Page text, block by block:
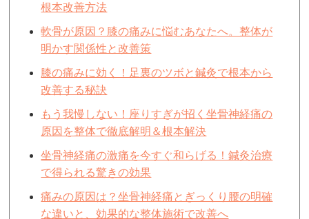
根本改善方法
軟骨が原因？膝の痛みに悩むあなたへ。整体が
明かす関係性と改善策
膝の痛みに効く！足裏のツボと鍼灸で根本から
改善する秘訣
もう我慢しない！座りすぎが招く坐骨神経痛の
原因を整体で徹底解明＆根本解決
坐骨神経痛の激痛を今すぐ和らげる！鍼灸治療
で得られる驚きの効果
痛みの原因は？坐骨神経痛とぎっくり腰の明確
な違いと、効果的な整体施術で改善へ